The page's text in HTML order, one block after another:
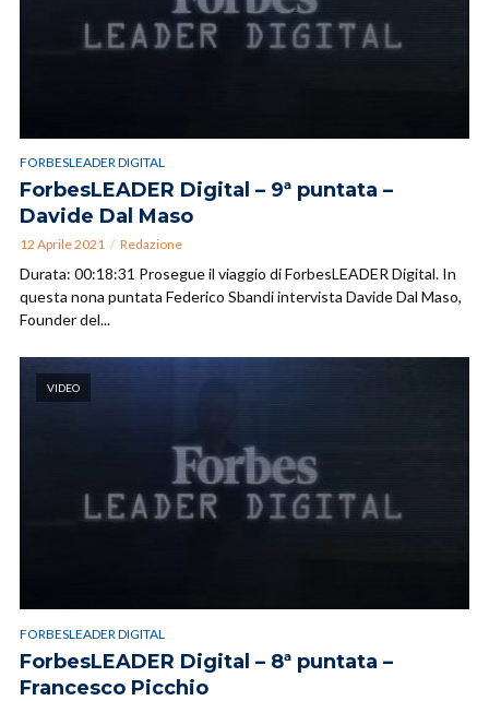
FORBESLEADER DIGITAL
ForbesLEADER Digital – 9ª puntata –
Davide Dal Maso
12 Aprile 2021 Redazione
Durata: 00:18:31 Prosegue il viaggio di ForbesLEADER Digital. In
questa nona puntata Federico Sbandi intervista Davide Dal Maso,
Founder del...
VIDEO
FORBESLEADER DIGITAL
ForbesLEADER Digital – 8ª puntata –
Francesco Picchio